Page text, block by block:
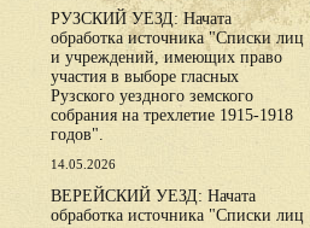
РУЗСКИЙ УЕЗД: Начата
обработка источника "Списки лиц
и учреждений, имеющих право
участия в выборе гласных
Рузского уездного земского
собрания на трехлетие 1915-1918
годов".
14.05.2026
ВЕРЕЙСКИЙ УЕЗД: Начата
обработка источника "Списки лиц